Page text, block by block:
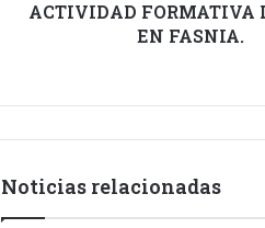
ACTIVIDAD FORMATIVA
EN FASNIA.
Noticias relacionadas